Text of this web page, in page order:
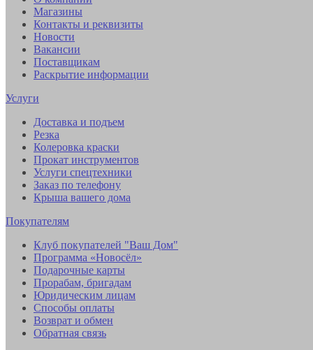
Магазины
Контакты и реквизиты
Новости
Вакансии
Поставщикам
Раскрытие информации
Услуги
Доставка и подъем
Резка
Колеровка краски
Прокат инструментов
Услуги спецтехники
Заказ по телефону
Крыша вашего дома
Покупателям
Клуб покупателей "Ваш Дом"
Программа «Новосёл»
Подарочные карты
Прорабам, бригадам
Юридическим лицам
Способы оплаты
Возврат и обмен
Обратная связь